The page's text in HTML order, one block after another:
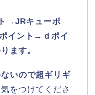
→JRキューポ
イント→ｄポイ
ます。
いので超ギリギ
をつけてくださ